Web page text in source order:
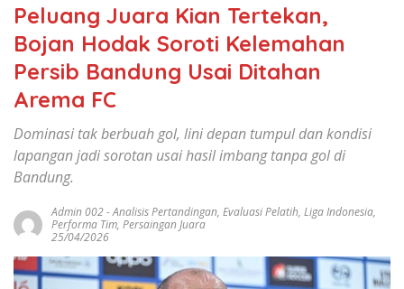
Peluang Juara Kian Tertekan,
Bojan Hodak Soroti Kelemahan
Persib Bandung Usai Ditahan
Arema FC
Dominasi tak berbuah gol, lini depan tumpul dan kondisi
lapangan jadi sorotan usai hasil imbang tanpa gol di
Bandung.
Admin 002-Analisis Pertandingan, Evaluasi Pelatih, Liga Indonesia,
Performa Tim, Persaingan Juara
25/04/2026